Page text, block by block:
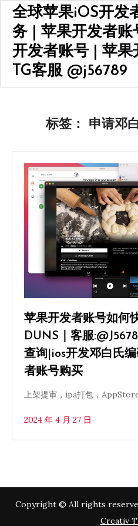
Skip
content
全球苹果iOS开发
务 | 苹果开发者账
开发者账号 | 苹果
TG客服 @j56789
标签： 申请邓
苹果开发者账号如何
DUNS｜客服
查询|ios开发邓白氏
者账号购买
上架提审，ipa打包，
2024 年 4 月 27 日
Copyright © All rights
Creativ